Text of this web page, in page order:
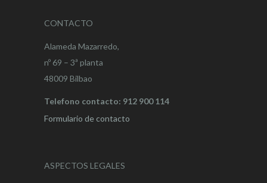
CONTACTO
Alameda Mazarredo,
nº 69 – 3ª planta
48009 Bilbao
Telefono contacto: 912 900 114
Formulario de contacto
ASPECTOS LEGALES